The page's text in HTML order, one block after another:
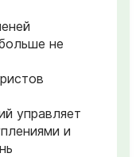
не
управляет
и